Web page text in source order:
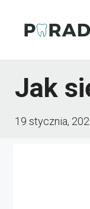
Jak
19 stycznia,